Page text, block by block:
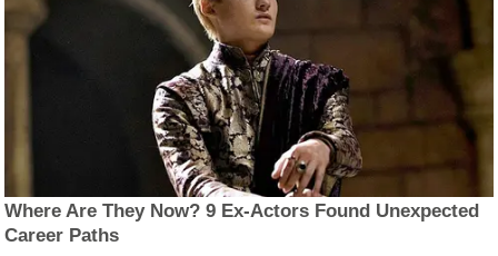
Where Are They Now? 9 Ex-Actors Found Unexpected
Career Paths